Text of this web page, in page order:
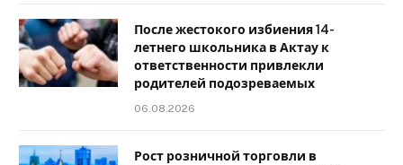
После жестокого избиения 14-
летнего школьника в Актау к
ответственности привлекли
родителей подозреваемых
06.08.2026
Рост розничной торговли в